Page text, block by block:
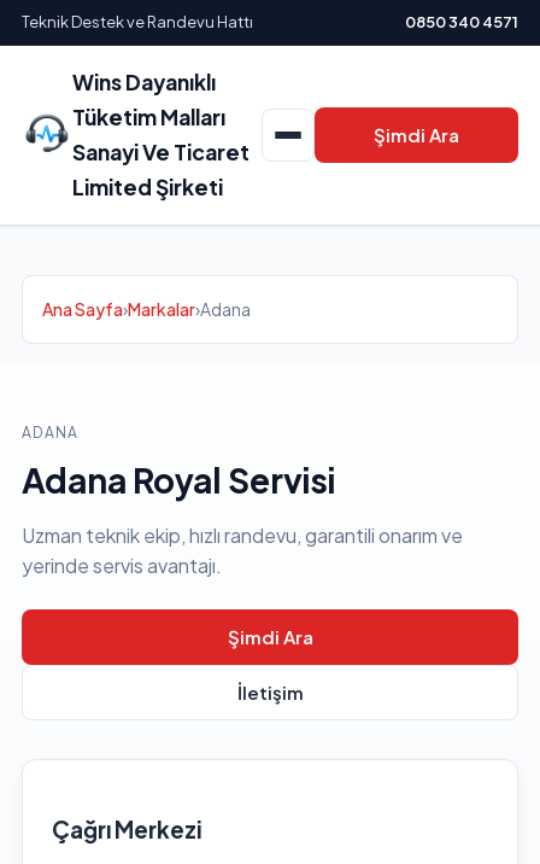
Teknik Destek ve Randevu Hattı 0850 340 4571
Wins Dayanıklı
Tüketim Malları
Sanayi Ve Ticaret
Limited Şirketi
Şimdi Ara
Ana Sayfa›Markalar›Adana
ADANA
Adana Royal Servisi
Uzman teknik ekip, hızlı randevu, garantili onarım ve
yerinde servis avantajı.
Şimdi Ara
İletişim
Çağrı Merkezi